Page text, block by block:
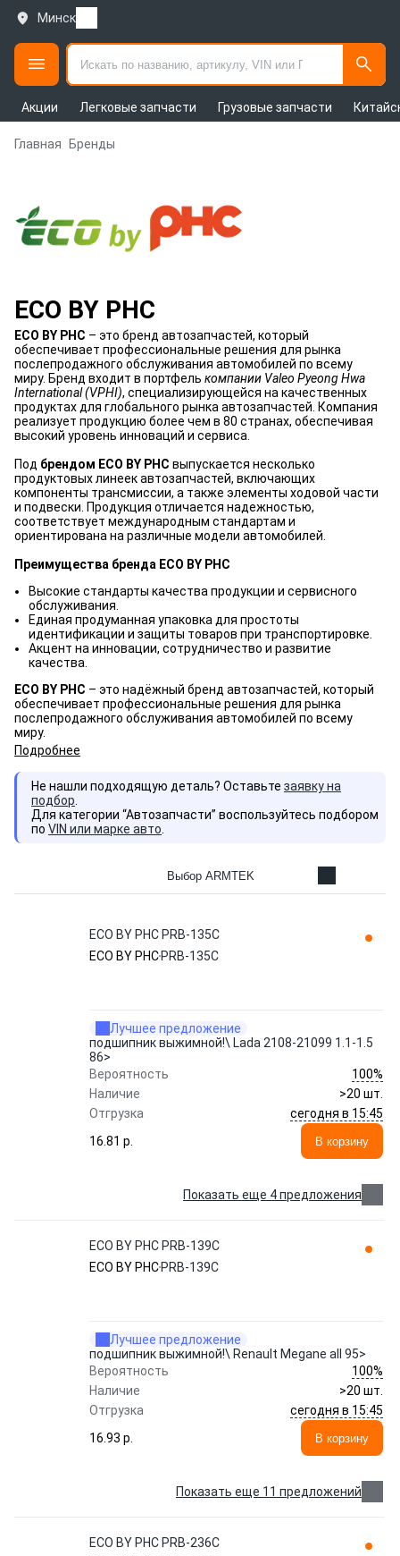
Минск
Акции Легковые запчасти Грузовые запчасти
Главная Бренды
ECO BY PHC
ECO BY PHC – это бренд автозапчастей, который
обеспечивает профессиональные решения для рынка
послепродажного обслуживания автомобилей по всему
миру. Бренд входит в портфель компании Valeo Pyeong Hwa
International (VPHI), специализирующейся на качественных
продуктах для глобального рынка автозапчастей. Компания
реализует продукцию более чем в 80 странах, обеспечивая
высокий уровень инноваций и сервиса.
Под брендом ECO BY PHC выпускается несколько
продуктовых линеек автозапчастей, включающих
компоненты трансмиссии, а также элементы ходовой части
и подвески. Продукция отличается надежностью,
соответствует международным стандартам и
ориентирована на различные модели автомобилей.
Преимущества бренда ECO BY PHC
Высокие стандарты качества продукции и сервисного
обслуживания.
Единая продуманная упаковка для простоты
идентификации и защиты товаров при транспортировке.
Акцент на инновации, сотрудничество и развитие
качества.
ECO BY PHC – это надёжный бренд автозапчастей, который
обеспечивает профессиональные решения для рынка
послепродажного обслуживания автомобилей по всему
миру.
Подробнее
Не нашли подходящую деталь? Оставьте заявку на
подбор
Для категории “Автозапчасти” воспользуйтесь подбором
по VIN или марке авто
Выбор ARMTEK
ECO BY PHC PRB-135C
ECO BY PHC PRB-135C
Лучшее предложение
подшипник выжимной!\ Lada 2108-21099 1.1-1.5
86>
Вероятность
100%
Наличие
>20 шт.
Отгрузка
сегодня в 15:45
16.81 p.
В корзину
Показать еще 4 предложения
ECO BY PHC PRB-139C
ECO BY PHC PRB-139C
Лучшее предложение
подшипник выжимной!\ Renault Megane all 95>
Вероятность
100%
Наличие
>20 шт.
Отгрузка
сегодня в 15:45
16.93 p.
В корзину
Показать еще 11 предложений
ECO BY PHC PRB-236C